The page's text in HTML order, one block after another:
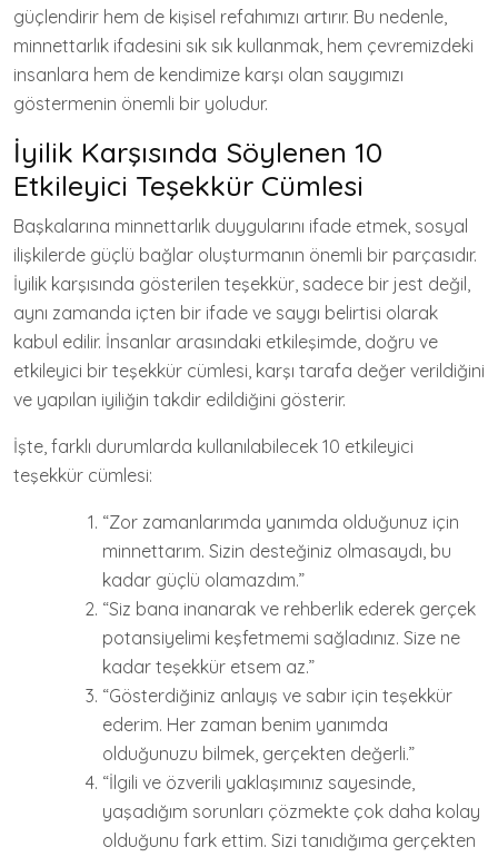
güçlendirir hem de kişisel refahımızı artırır. Bu nedenle,
minnettarlık ifadesini sık sık kullanmak, hem çevremizdeki
insanlara hem de kendimize karşı olan saygımızı
göstermenin önemli bir yoludur.
İyilik Karşısında Söylenen 10
Etkileyici Teşekkür Cümlesi
Başkalarına minnettarlık duygularını ifade etmek, sosyal
ilişkilerde güçlü bağlar oluşturmanın önemli bir parçasıdır.
İyilik karşısında gösterilen teşekkür, sadece bir jest değil,
aynı zamanda içten bir ifade ve saygı belirtisi olarak
kabul edilir. İnsanlar arasındaki etkileşimde, doğru ve
etkileyici bir teşekkür cümlesi, karşı tarafa değer verildiğini
ve yapılan iyiliğin takdir edildiğini gösterir.
İşte, farklı durumlarda kullanılabilecek 10 etkileyici
teşekkür cümlesi:
“Zor zamanlarımda yanımda olduğunuz için
minnettarım. Sizin desteğiniz olmasaydı, bu
kadar güçlü olamazdım.”
“Siz bana inanarak ve rehberlik ederek gerçek
potansiyelimi keşfetmemi sağladınız. Size ne
kadar teşekkür etsem az.”
“Gösterdiğiniz anlayış ve sabır için teşekkür
ederim. Her zaman benim yanımda
olduğunuzu bilmek, gerçekten değerli.”
“İlgili ve özverili yaklaşımınız sayesinde,
yaşadığım sorunları çözmekte çok daha kolay
olduğunu fark ettim. Sizi tanıdığıma gerçekten